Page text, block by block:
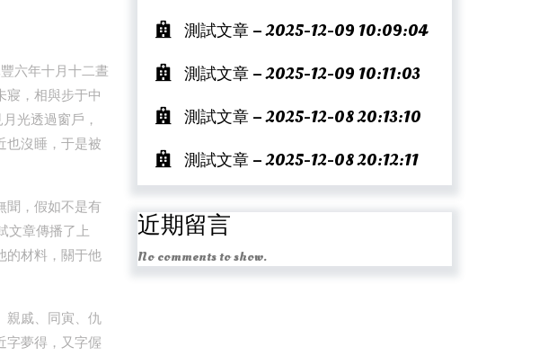
六年十月十二晝
寢，相與步于中
光透過窗戶，
也沒睡，于是被
聞，假如不是有
文章傳播了上
的材料，關于他
親戚、同寅、仇
字夢得，又字偓
測試文章 – 2025-12-09 10:09:04
測試文章 – 2025-12-09 10:11:03
測試文章 – 2025-12-08 20:13:10
測試文章 – 2025-12-08 20:12:11
近期留言
No comments to show.